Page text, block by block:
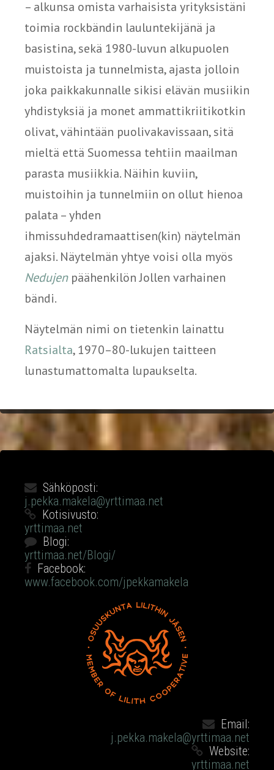
– alkunsa omista varhaisista yrityksistäni
toimia rockbändin lauluntekijänä ja
basistina, sekä 1980-luvun alkupuolen
muistoista ja tunnelmista, ajasta jolloin
joka paikkakunnalle sikisi elävän musiikin
yhdistyksiä ja monet ammattikriitikotkin
olivat, vähintään puolivakavissaan, sitä
mieltä että Suomessa tehtiin maailman
parasta musiikkia. Näihin kuviin,
muistoihin ja tunnelmiin on ollut hienoa
palata – yhden
ihmissuhdedramaattisen(kin) näytelmän
ajaksi. Näytelmän yhtye voisi olla myös
Nedujenpäähenkilön Jollen varhainen
bändi.
Näytelmän nimi on tietenkin lainattu
Ratsialta, 1970–80-lukujen taitteen
lunastumattomalta lupaukselta.
Sähköposti:
j.pekka.makela@yrttimaa.net
Kotisivusto:
yrttimaa.net
Blogi:
yrttimaa.net/Blogi/
Facebook:
www.facebook.com/jpekkamakela
Email:
j.pekka.makela@yrttimaa.net
Website:
yrttimaa.net